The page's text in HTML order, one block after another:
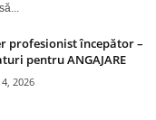
profesionist începător –
pentru ANGAJARE
2026